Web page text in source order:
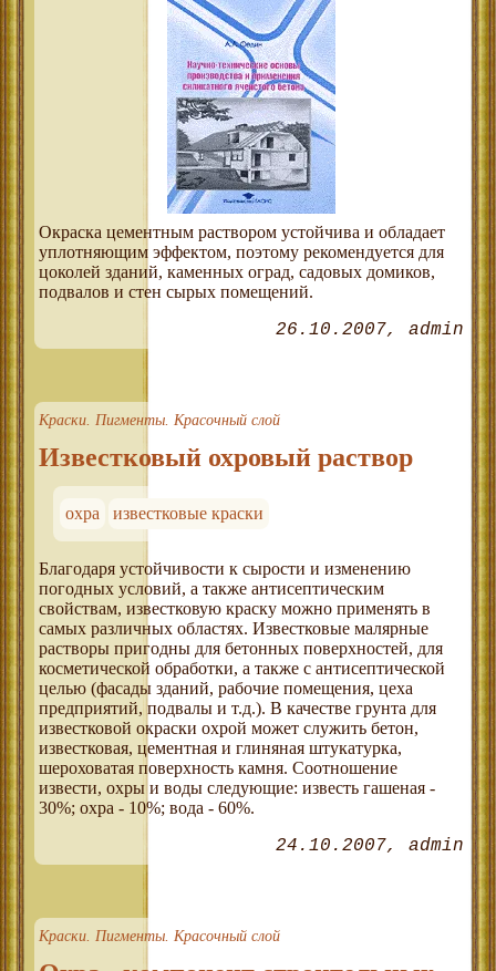
Окраска цементным раствором устойчива и обладает
уплотняющим эффектом, поэтому рекомендуется для
цоколей зданий, каменных оград, садовых домиков,
подвалов и стен сырых помещений.
26.10.2007 admin
Краски. Пигменты. Красочный слой
Известковый охровый раствор
охра известковые краски
Благодаря устойчивости к сырости и изменению
погодных условий, а также антисептическим
свойствам, известковую краску можно применять в
самых различных областях. Известковые малярные
растворы пригодны для бетонных поверхностей, для
косметической обработки, а также с антисептической
целью (фасады зданий, рабочие помещения, цеха
предприятий, подвалы и т.д.). В качестве грунта для
известковой окраски охрой может служить бетон,
известковая, цементная и глиняная штукатурка,
шероховатая поверхность камня. Соотношение
извести, охры и воды следующие: известь гашеная -
30%; охра - 10%; вода - 60%.
24.10.2007 admin
Краски. Пигменты. Красочный слой